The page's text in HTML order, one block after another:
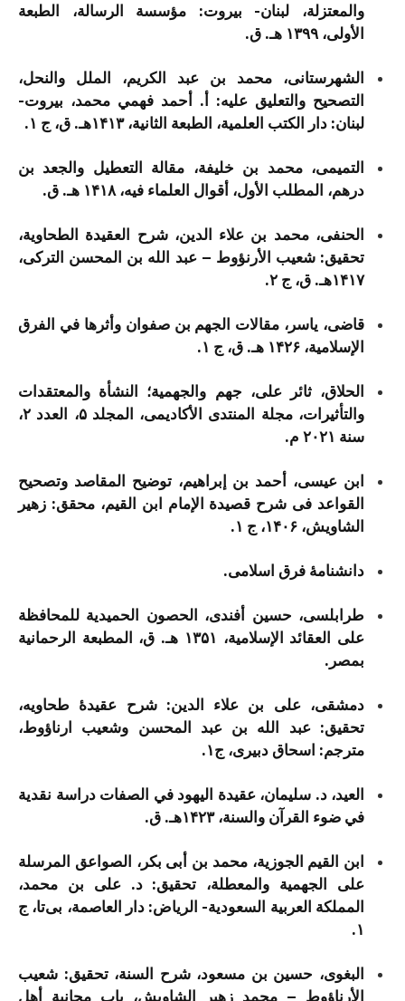
والمعتزلة، لبنان- بيروت: مؤسسة الرسالة، الطبعة
الأولى، ۱۳۹۹ هـ. ق.
الشهرستانی، محمد بن عبد الکریم، الملل والنحل،
التصحيح والتعليق عليه: أ. أحمد فهمي محمد، بيروت-
لبنان: دار الكتب العلمية، الطبعة الثانية، ۱۴۱۳هـ. ق، ج ۱.
التمیمی، محمد بن خلیفة، مقالة التعطیل والجعد بن
درهم، المطلب الأول، أقوال العلماء فیه، ۱۴۱۸ هـ. ق.
الحنفی، محمد بن علاء الدین، شرح العقیدة الطحاویة،
تحقیق: شعیب الأرنؤوط – عبد الله بن المحسن الترکی،
۱۴۱۷هـ. ق، ج ۲.
قاضی، یاسر، مقالات الجهم بن صفوان وأثرها في الفرق
الإسلامیة، ۱۴۲۶ هـ. ق، ج ۱.
الحلاق، ثائر علی، جهم والجهمیة؛ النشأة والمعتقدات
والتأثیرات، مجلة المنتدی الأکادیمی، المجلد ۵، العدد ۲،
سنة ۲۰۲۱ م.
ابن عیسی، أحمد بن إبراهیم، توضیح المقاصد وتصحیح
القواعد فی شرح قصیدة الإمام ابن القیم، محقق: زهیر
الشاویش، ۱۴۰۶، ج ۱.
دانشنامۀ فرق اسلامی.
طرابلسی، حسین أفندی، الحصون الحمیدیة للمحافظة
علی العقائد الإسلامیة، ۱۳۵۱ هـ. ق، المطبعة الرحمانیة
بمصر.
دمشقی، علی بن علاء الدین: شرح عقیدۀ طحاویه،
تحقیق: عبد الله بن عبد المحسن وشعیب ارناؤوط،
مترجم: اسحاق دبیری، ج۱.
العید، د. سلیمان، عقیدة الیهود في الصفات دراسة نقدیة
في ضوء القرآن والسنة، ۱۴۲۳هـ. ق.
ابن القیم الجوزیة، محمد بن أبی بکر، الصواعق المرسلة
علی الجهمیة والمعطلة، تحقیق: د. علی بن محمد،
المملكة العربية السعودية- الرياض: دار العاصمة، بی‌تا، ج
۱.
البغوی، حسین بن مسعود، شرح السنة، تحقیق: شعیب
الأرناؤوط – محمد زهیر الشاویش، باب مجانبة أهل